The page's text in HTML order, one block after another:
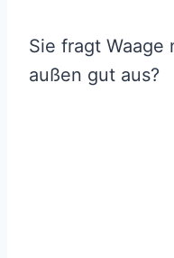
Sie fragt Waage
außen gut aus?